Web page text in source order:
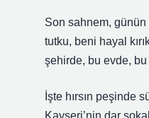
Son sahnem, günün
tutku, beni hayal
şehirde, bu evde,
İşte hırsın peşinde
Kayseri’nin dar